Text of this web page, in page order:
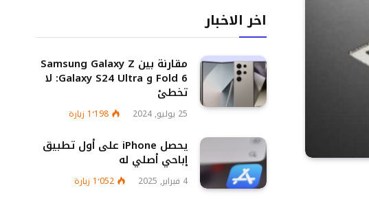
اخر الاخبار
مقارنة بين Samsung Galaxy Z
Fold 6 و Galaxy S24 Ultra: لا
تخطئ
25 يوليو, 2024 1٬198 زيارة
يحصل iPhone على أول تطبيق
إباحي أصلي له
4 فبراير, 2025 1٬052 زيارة